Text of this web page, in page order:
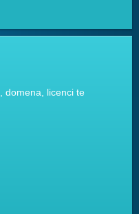
domena, licenci te